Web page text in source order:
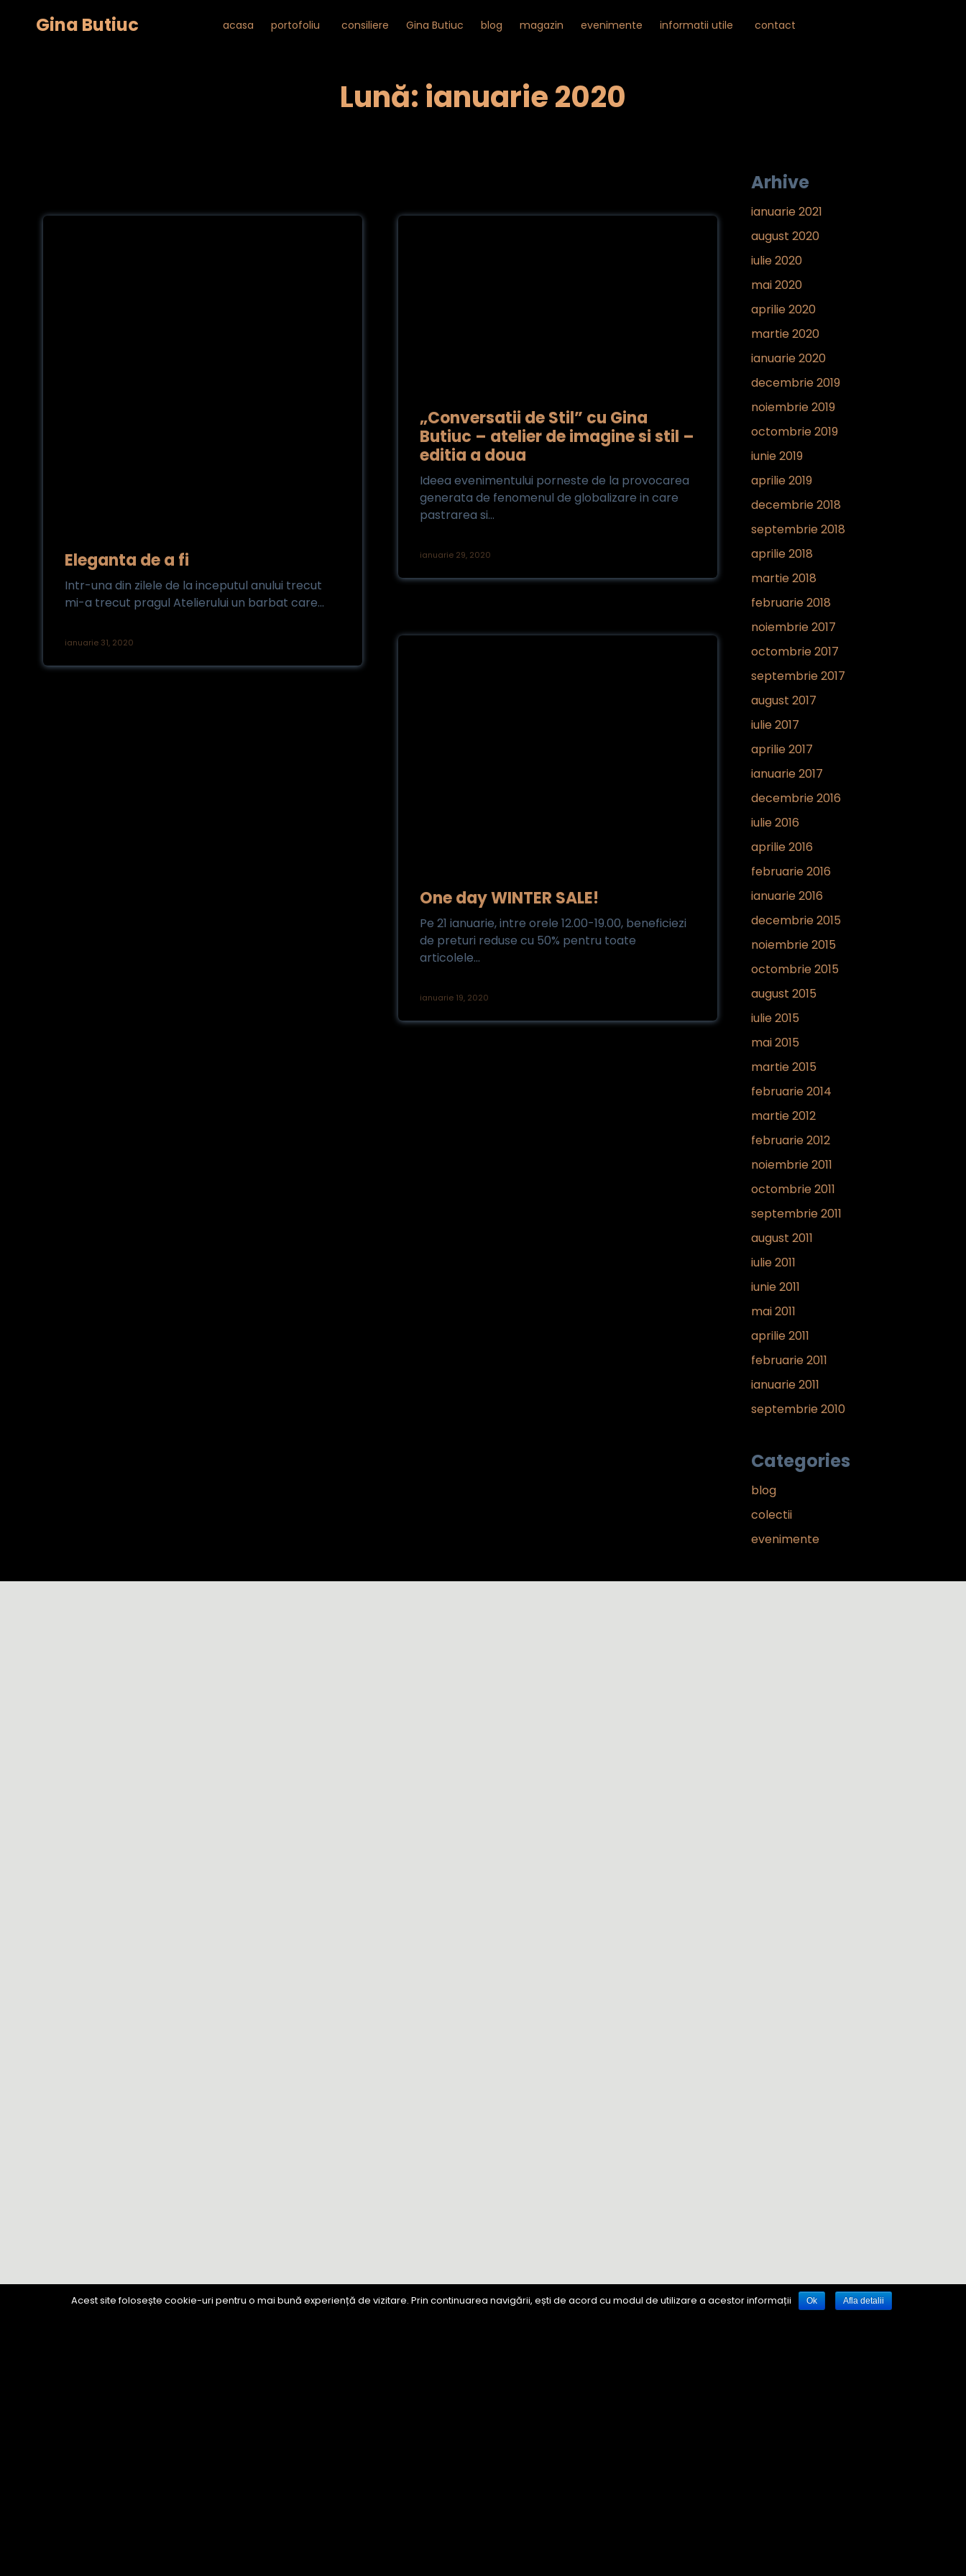
Gina Butiuc acasa portofoliu consiliere Gina Butiuc blog magazin evenimente informatii utile contact
Lună: ianuarie 2020
Eleganta de a fi
Intr-una din zilele de la inceputul anului trecut
mi-a trecut pragul Atelierului un barbat care...
ianuarie 31, 2020
„Conversatii de Stil” cu Gina
Butiuc – atelier de imagine si stil –
editia a doua
Ideea evenimentului porneste de la provocarea
generata de fenomenul de globalizare in care
pastrarea si...
ianuarie 29, 2020
One day WINTER SALE!
Pe 21 ianuarie, intre orele 12.00-19.00, beneficiezi
de preturi reduse cu 50% pentru toate
articolele...
ianuarie 19, 2020
Arhive
ianuarie 2021
august 2020
iulie 2020
mai 2020
aprilie 2020
martie 2020
ianuarie 2020
decembrie 2019
noiembrie 2019
octombrie 2019
iunie 2019
aprilie 2019
decembrie 2018
septembrie 2018
aprilie 2018
martie 2018
februarie 2018
noiembrie 2017
octombrie 2017
septembrie 2017
august 2017
iulie 2017
aprilie 2017
ianuarie 2017
decembrie 2016
iulie 2016
aprilie 2016
februarie 2016
ianuarie 2016
decembrie 2015
noiembrie 2015
octombrie 2015
august 2015
iulie 2015
mai 2015
martie 2015
februarie 2014
martie 2012
februarie 2012
noiembrie 2011
octombrie 2011
septembrie 2011
august 2011
iulie 2011
iunie 2011
mai 2011
aprilie 2011
februarie 2011
ianuarie 2011
septembrie 2010
Categories
blog
colectii
evenimente
Acest site folosește cookie-uri pentru o mai bună experiență de vizitare. Prin continuarea navigării, ești de acord cu modul de utilizare a acestor informații Ok Afla detalii